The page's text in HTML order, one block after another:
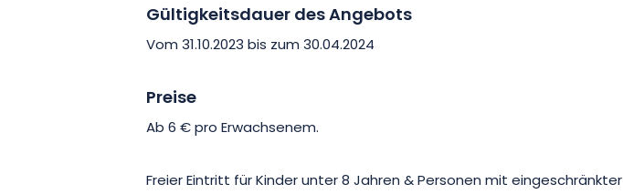
Gültigkeitsdauer des Angebots
Vom 31.10.2023 bis zum 30.04.2024
Preise
Ab 6 € pro Erwachsenem.
Freier Eintritt für Kinder unter 8 Jahren & Personen mit eingeschränkter